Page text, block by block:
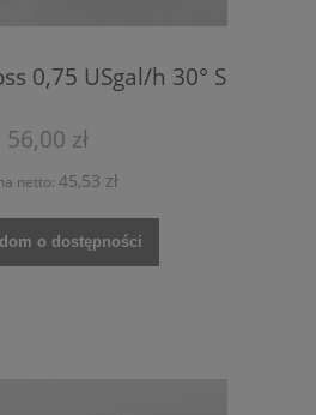
0,75 USgal/h 30° S
56,00 zł
netto: 45,53 zł
o dostępności